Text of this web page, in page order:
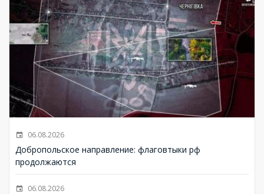
06.08.2026
Добропольское направление: флаговтыки рф
продолжаются
06.08.2026